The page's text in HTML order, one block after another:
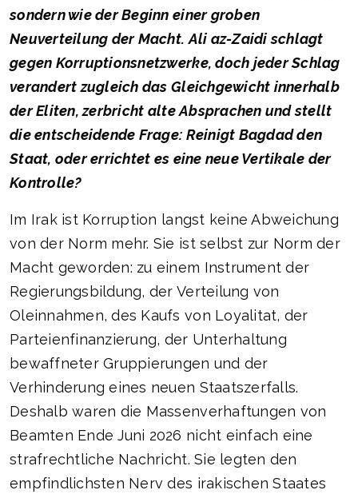
sondern wie der Beginn einer groben
Neuverteilung der Macht. Ali az-Zaidi schlagt
gegen Korruptionsnetzwerke, doch jeder Schlag
verandert zugleich das Gleichgewicht innerhalb
der Eliten, zerbricht alte Absprachen und stellt
die entscheidende Frage: Reinigt Bagdad den
Staat, oder errichtet es eine neue Vertikale der
Kontrolle?
Im Irak ist Korruption langst keine Abweichung
von der Norm mehr. Sie ist selbst zur Norm der
Macht geworden: zu einem Instrument der
Regierungsbildung, der Verteilung von
Oleinnahmen, des Kaufs von Loyalitat, der
Parteienfinanzierung, der Unterhaltung
bewaffneter Gruppierungen und der
Verhinderung eines neuen Staatszerfalls.
Deshalb waren die Massenverhaftungen von
Beamten Ende Juni 2026 nicht einfach eine
strafrechtliche Nachricht. Sie legten den
empfindlichsten Nerv des irakischen Staates